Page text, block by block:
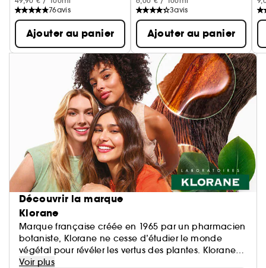
76avis
Ajouter au panier
3avis
Ajouter au panier
Découvrir la marque
Klorane
Marque française créée en 1965 par un pharmacien
botaniste, Klorane ne cesse d’étudier le monde
végétal pour révéler les vertus des plantes. Klorane
propose des formules haute tolérance,
Voir plus